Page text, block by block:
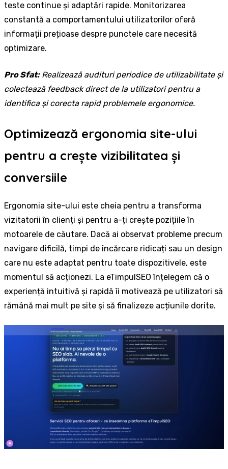
teste continue și adaptări rapide. Monitorizarea
constantă a comportamentului utilizatorilor oferă
informații prețioase despre punctele care necesită
optimizare.
Pro Sfat: Realizează audituri periodice de utilizabilitate și
colectează feedback direct de la utilizatori pentru a
identifica și corecta rapid problemele ergonomice.
Optimizează ergonomia site-ului
pentru a crește vizibilitatea și
conversiile
Ergonomia site-ului este cheia pentru a transforma
vizitatorii în clienți și pentru a-ți crește pozițiile în
motoarele de căutare. Dacă ai observat probleme precum
navigare dificilă, timpi de încărcare ridicați sau un design
care nu este adaptat pentru toate dispozitivele, este
momentul să acționezi. La eTimpulSEO înțelegem că o
experiență intuitivă și rapidă îi motivează pe utilizatori să
rămână mai mult pe site și să finalizeze acțiunile dorite.